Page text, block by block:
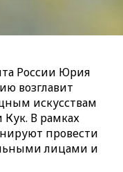
России Юрия
возглавит
искусствам
В рамках
провести
лицами и